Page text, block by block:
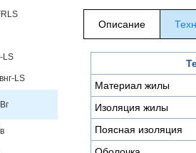
LS
LS
Описание
Материал жилы
Изоляция жилы
Поясная изоляция